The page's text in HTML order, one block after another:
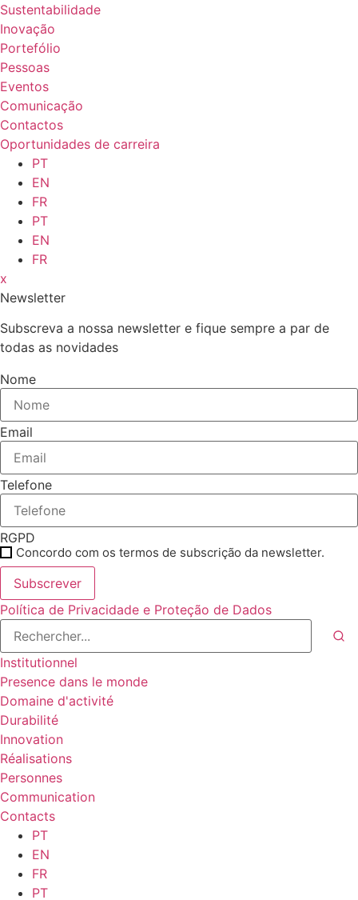
Sustentabilidade
Inovação
Portefólio
Pessoas
Eventos
Comunicação
Contactos
Oportunidades de carreira
PT
EN
FR
PT
EN
FR
x
Newsletter
Subscreva a nossa newsletter e fique sempre a par de
todas as novidades
Nome
Email
Telefone
RGPD
Concordo com os termos de subscrição da newsletter.
Subscrever
Política de Privacidade e Proteção de Dados
Institutionnel
Presence dans le monde
Domaine d'activité
Durabilité
Innovation
Réalisations
Personnes
Communication
Contacts
PT
EN
FR
PT